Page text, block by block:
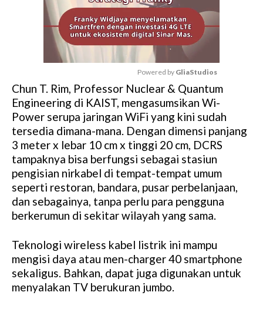
M
u
t
e
Powered by GliaStudios
Chun T. Rim, Professor Nuclear & Quantum
Engineering di KAIST, mengasumsikan Wi-
Power serupa jaringan WiFi yang kini sudah
tersedia dimana-mana. Dengan dimensi panjang
3 meter x lebar 10 cm x tinggi 20 cm, DCRS
tampaknya bisa berfungsi sebagai stasiun
pengisian nirkabel di tempat-tempat umum
seperti restoran, bandara, pusar perbelanjaan,
dan sebagainya, tanpa perlu para pengguna
berkerumun di sekitar wilayah yang sama.
Teknologi wireless kabel listrik ini mampu
mengisi daya atau men-charger 40 smartphone
sekaligus. Bahkan, dapat juga digunakan untuk
menyalakan TV berukuran jumbo.